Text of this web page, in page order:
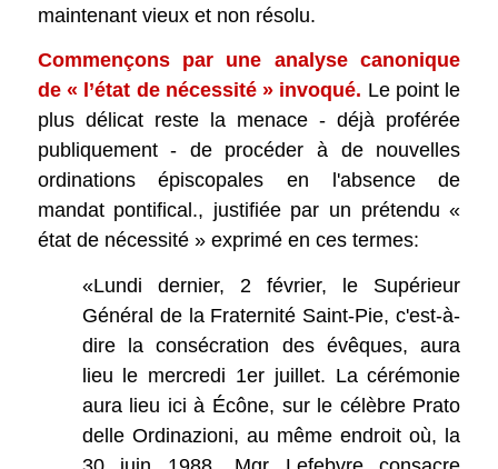
maintenant vieux et non résolu.
Commençons par une analyse canonique
de « l’état de nécessité » invoqué. Le point le
plus délicat reste la menace - déjà proférée
publiquement - de procéder à de nouvelles
ordinations épiscopales en l'absence de
mandat pontifical., justifiée par un prétendu «
état de nécessité » exprimé en ces termes:
«Lundi dernier, 2 février, le Supérieur
Général de la Fraternité Saint-Pie, c'est-à-
dire la consécration des évêques, aura
lieu le mercredi 1er juillet. La cérémonie
aura lieu ici à Écône, sur le célèbre Prato
delle Ordinazioni, au même endroit où, la